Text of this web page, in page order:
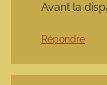
Avant la
Répondre